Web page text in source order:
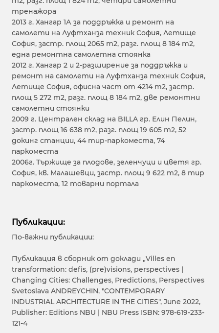
тренажора
2013 г. Хангар 1А за поддръжка и ремонт на
самолети на Луфтханза техник София, Летище
София, застр. площ 2065 m2, разг. площ 8 184 m2,
една ремонтна самолетна стоянка
2012 г. Хангар 2 и 2-разширение за поддръжка и
ремонт на самолети на Луфтханза техник София,
Летище София, офисна част от 4214 m2, застр.
площ 5 272 m2, разг. площ 8 184 m2, две ремонтни
самолетни стоянки
2009 г. Централен склад на BILLA гр. Елин Пелин,
застр. площ 16 638 m2, разг. площ 19 605 m2, 52
докинг станции, 44 тир-паркоместа, 74
паркоместа
2006г. Тържище за плодове, зеленчуци и цветя гр.
София, кв. Малашевци, застр. площ 9 622 m2, 8 тир
паркоместа, 12 товарни портала
Публикации:
По-важни публикации:
Публикация в сборник от доклади „Villes en
transformation: defis, (pre)visions, perspectives |
Changing Cities: Challenges, Predictions, Perspectives
Svetoslava ANDREYCHIN, "CONTEMPORARY
INDUSTRIAL ARCHITECTURE IN THE CITIES", June 2022,
Publisher: Editions NBU | NBU Press ISBN: 978-619-233-
121-4